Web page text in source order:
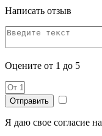
Написать отзыв
Оцените от 1 до 5
Я даю свое согласие на